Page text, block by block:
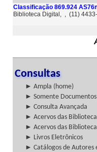
Classificação 869.924
Biblioteca Digital, , (11)
Consultas
► Ampla (home)
► Somente
► Consulta Avançada
► Acervos das
► Acervos das
► Livros Eletrônicos
► Catálogos de Autores